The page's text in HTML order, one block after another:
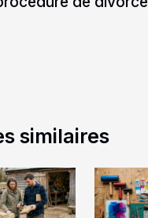
similaires